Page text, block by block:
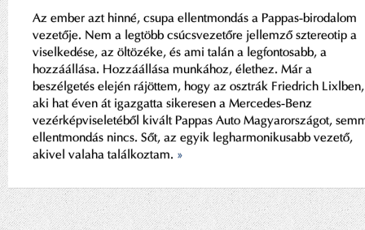
Az ember azt hinné, csupa ellentmondás a Pappas-birodalom
vezetője. Nem a legtöbb csúcsvezetőre jellemző sztereotip a
viselkedése, az öltözéke, és ami talán a legfontosabb, a
hozzáállása. Hozzáállása munkához, élethez. Már a
beszélgetés elején rájöttem, hogy az osztrák Friedrich Lixlben,
aki hat éven át igazgatta sikeresen a Mercedes-Benz
vezérképviseletéből kivált Pappas Auto Magyarországot,
ellentmondás nincs. Sőt, az egyik legharmonikusabb vezető,
akivel valaha találkoztam. »